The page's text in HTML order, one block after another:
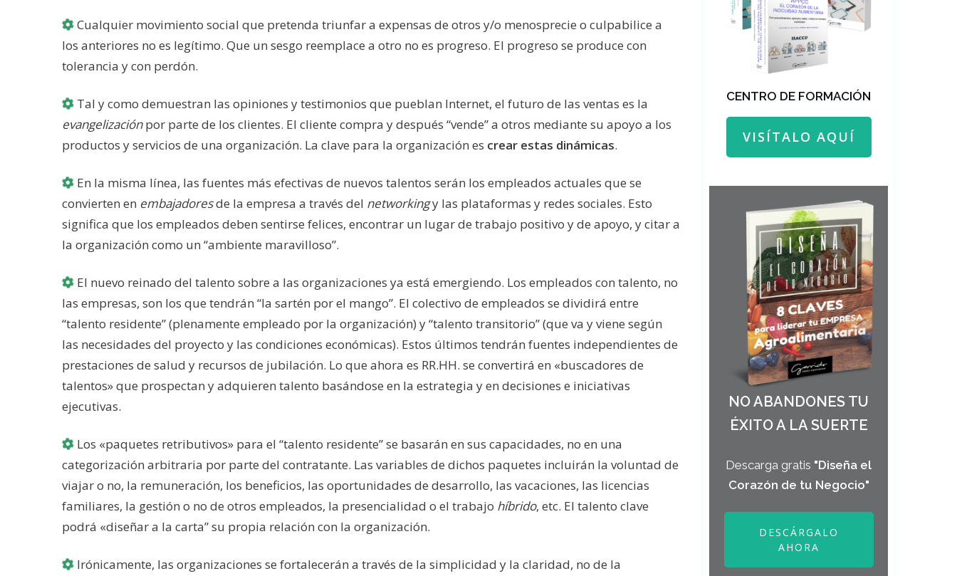
Cualquier movimiento social que pretenda triunfar a expensas de otros y/o menosprecie o culpabilice a
los anteriores no es legítimo. Que un sesgo reemplace a otro no es progreso. El progreso se produce con
tolerancia y con perdón.
Tal y como demuestran las opiniones y testimonios que pueblan Internet, el futuro de las ventas es la
evangelizaciónpor parte de los clientes. El cliente compra y después “vende” a otros mediante su apoyo a los
productos y servicios de una organización. La clave para la organización es crear estas dinámicas.
En la misma línea, las fuentes más efectivas de nuevos talentos serán los empleados actuales que se
convierten en embajadoresde la empresa a través del networkingy las plataformas y redes sociales. Esto
significa que los empleados deben sentirse felices, encontrar un lugar de trabajo positivo y de apoyo, y citar a
la organización como un “ambiente maravilloso”.
El nuevo reinado del talento sobre a las organizaciones ya está emergiendo. Los empleados con talento, no
las empresas, son los que tendrán “la sartén por el mango”. El colectivo de empleados se dividirá entre
“talento residente” (plenamente empleado por la organización) y “talento transitorio” (que va y viene según
las necesidades del proyecto y las condiciones económicas). Estos últimos tendrán fuentes independientes de
prestaciones de salud y recursos de jubilación. Lo que ahora es RR.HH. se convertirá en «buscadores de
talentos» que prospectan y adquieren talento basándose en la estrategia y en decisiones e iniciativas
ejecutivas.
Los «paquetes retributivos» para el “talento residente” se basarán en sus capacidades, no en una
categorización arbitraria por parte del contratante. Las variables de dichos paquetes incluirán la voluntad de
viajar o no, la remuneración, los beneficios, las oportunidades de desarrollo, las vacaciones, las licencias
familiares, la gestión o no de otros empleados, la presencialidad o el trabajo híbrido, etc. El talento clave
podrá «diseñar a la carta” su propia relación con la organización.
Irónicamente, las organizaciones se fortalecerán a través de la simplicidad y la claridad, no de la
CENTRO DE FORMACIÓN
VISÍTALO AQUÍ
NO ABANDONES TU
ÉXITO A LA SUERTE
Descarga gratis "Diseña el
Corazón de tu Negocio"
DESCÁRGALO
AHORA